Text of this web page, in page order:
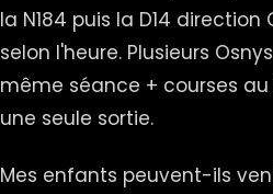
la N184 puis la D14
selon l'heure. Plusieurs
même séance + courses
une seule sortie.
Mes enfants peuvent-ils